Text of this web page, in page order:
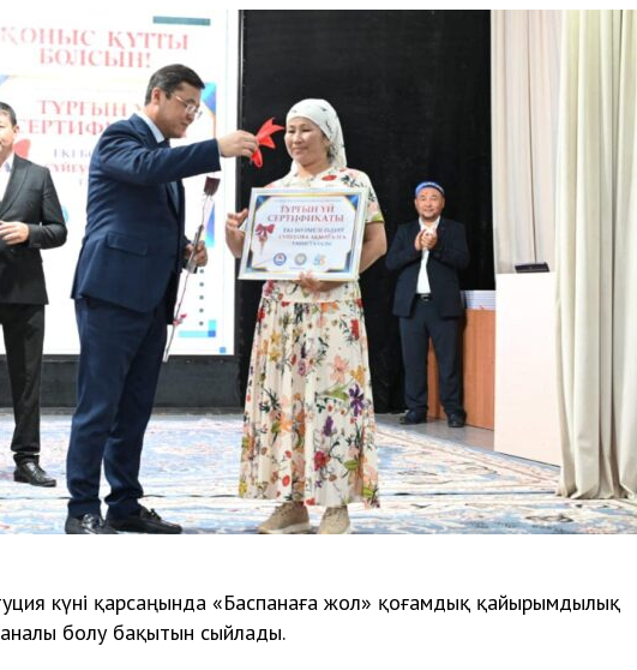
күні қарсаңында «Баспанаға жол» қоғамдық қайырымдылық
болу бақытын сыйлады.